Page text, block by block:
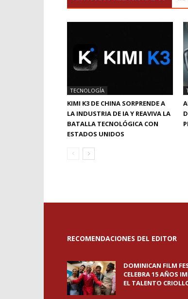
TECNOLOGÍA
KIMI K3 DE CHINA SORPRENDE A
LA INDUSTRIA DE IA Y REAVIVA LA
BATALLA TECNOLÓGICA CON
ESTADOS UNIDOS
RECOMENDACIONES DEL EDITOR
DOMINICAN FILM
CELEBRA 15 AÑOS
EL TALENTO